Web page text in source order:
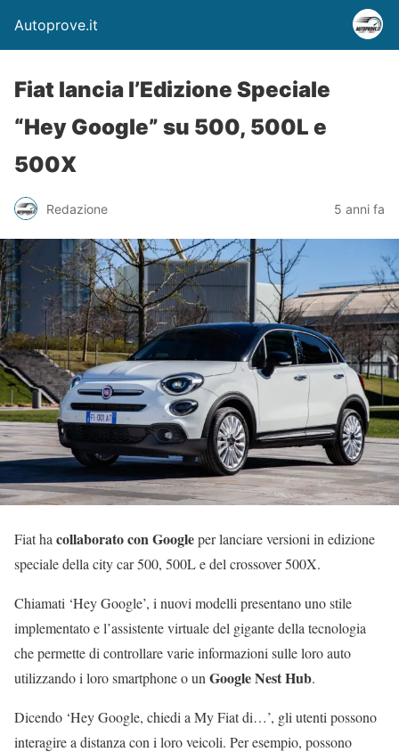
Autoprove.it
Fiat lancia l’Edizione Speciale
“Hey Google” su 500, 500L e
500X
Redazione 5 anni fa
Fiat ha collaborato con Googleper lanciare versioni in edizione
speciale della city car 500, 500L e del crossover 500X.
Chiamati ‘Hey Google’, i nuovi modelli presentano uno stile
implementato e l’assistente virtuale del gigante della tecnologia
che permette di controllare varie informazioni sulle loro auto
utilizzando i loro smartphone o un Google Nest Hub.
Dicendo ‘Hey Google, chiedi a My Fiat di…’, gli utenti possono
interagire a distanza con i loro veicoli. Per esempio, possono